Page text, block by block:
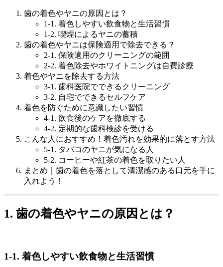
歯の着色やヤニの原因とは？
1-1. 着色しやすい飲食物と生活習慣
1-2. 喫煙によるヤニの蓄積
歯の着色やヤニは保険適用で除去できる？
2-1. 保険適用のクリーニングの範囲
2-2. 着色除去やホワイトニングは自費診療
着色やヤニを除去する方法
3-1. 歯科医院でできるクリーニング
3-2. 自宅でできるセルフケア
着色を防ぐために意識したい習慣
4-1. 飲食後のケアを徹底する
4-2. 定期的な歯科検診を受ける
こんな人におすすめ！着色汚れを効果的に落とす方法
5-1. タバコのヤニが気になる人
5-2. コーヒーや紅茶の着色を取りたい人
まとめ｜歯の着色を落として清潔感のある口元を手に
入れよう！
1. 歯の着色やヤニの原因とは？
1-1. 着色しやすい飲食物と生活習慣